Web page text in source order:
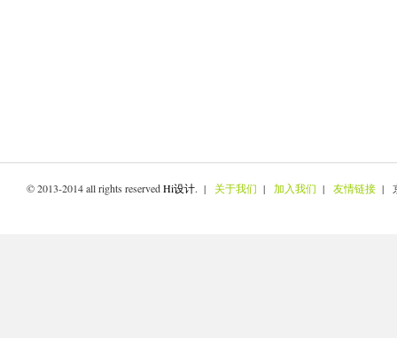
© 2013-2014 all rights reservedHi设计. | 关于我们 | 加入我们 | 友情链接 |